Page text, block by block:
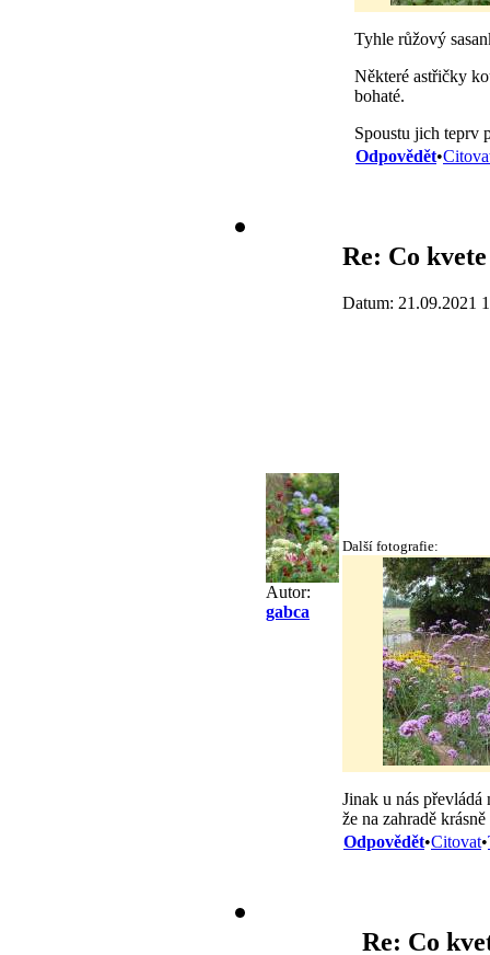
Tyhle růžový
Některé astřičky
bohaté.
Spoustu jich teprv
Odpovědět•
Autor:
gabca
Re: Co
Datum: 21.09.2021
Další fotografie:
Jinak u nás převládá
že na zahradě
Odpovědět•Citovat•
Re: Co